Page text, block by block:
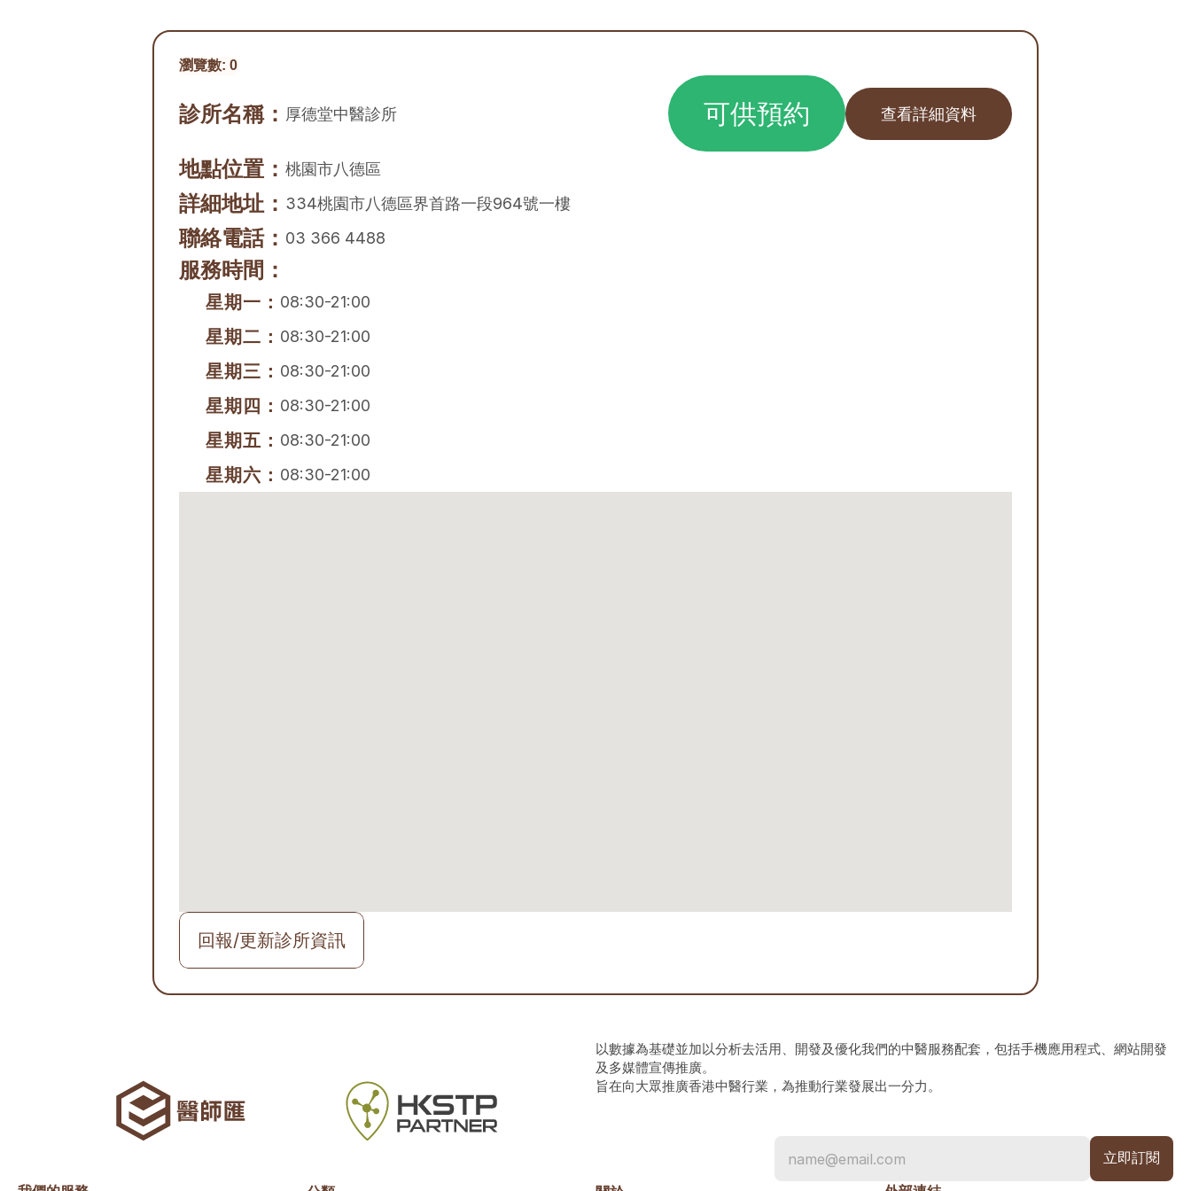
瀏覽數: 0
診所名稱： 厚德堂中醫診所 可供預約 查看詳細資料
地點位置： 桃園市八德區
詳細地址： 334桃園市八德區界首路一段964號一樓
聯絡電話： 03 366 4488
服務時間：
星期一： 08:30-21:00
星期二： 08:30-21:00
星期三： 08:30-21:00
星期四： 08:30-21:00
星期五： 08:30-21:00
星期六： 08:30-21:00
回報/更新診所資訊
以數據為基礎並加以分析去活用、開發及優化我們的中醫服務配套，包括手機應用程式、網站開發
及多媒體宣傳推廣。
旨在向大眾推廣香港中醫行業，為推動行業發展出一分力。